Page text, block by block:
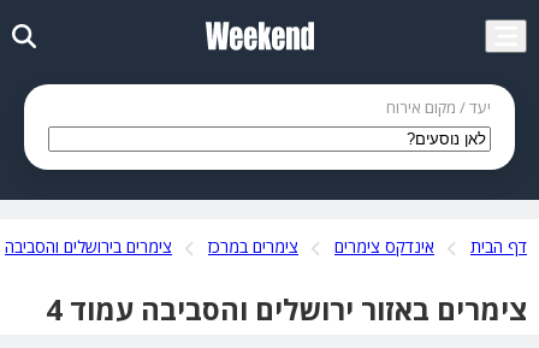
יעד / מקום אירוח
דף הבית אינדקס צימרים צימרים במרכז צימרים בירושלים והסביבה
צימרים באזור ירושלים והסביבה עמוד 4